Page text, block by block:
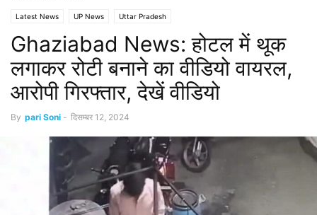
Latest News UP News Uttar Pradesh
Ghaziabad News: होटल में थूक
लगाकर रोटी बनाने का वीडियो वायरल,
आरोपी गिरफ्तार, देखें वीडियो
By pari Soni - दिसम्बर 12, 2024